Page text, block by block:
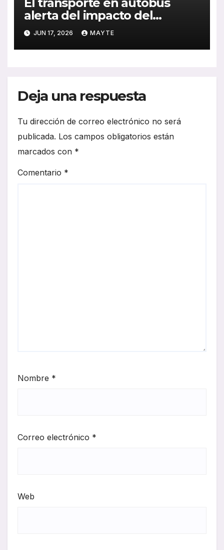
alerta del impacto del
absentismo en la calidad del
servicio
JUN 17, 2026 MAYTE
Deja una respuesta
Tu dirección de correo electrónico no será
publicada. Los campos obligatorios están
marcados con *
Comentario *
Nombre *
Correo electrónico *
Web